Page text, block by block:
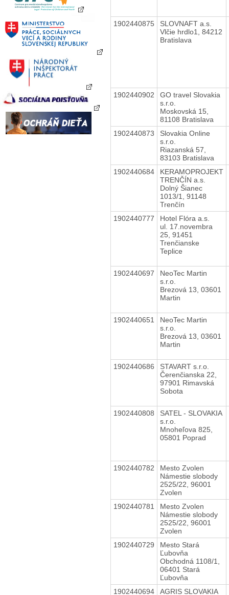
1902440875
SLOVNAFT a.s.
Vlčie hrdlo1, 84212
Bratislava
1902440902
GO travel Slovakia
s.r.o.
Moskovská 15,
81108 Bratislava
1902440873
Slovakia Online
s.r.o.
Riazanská 57,
83103 Bratislava
1902440684
KERAMOPROJEKT
TRENČÍN a.s.
Dolný Šianec
1013/1, 91148
Trenčín
1902440777
Hotel Flóra a.s.
ul. 17.novembra
25, 91451
Trenčianske
Teplice
1902440697
NeoTec Martin
s.r.o.
Brezová 13, 03601
Martin
1902440651
NeoTec Martin
s.r.o.
Brezová 13, 03601
Martin
1902440686
STAVART s.r.o.
Čerenčianska 22,
97901 Rimavská
Sobota
1902440808
SATEL - SLOVAKIA
s.r.o.
Mnoheľova 825,
05801 Poprad
1902440782
Mesto Zvolen
Námestie slobody
2525/22, 96001
Zvolen
1902440781
Mesto Zvolen
Námestie slobody
2525/22, 96001
Zvolen
1902440729
Mesto Stará
Ľubovňa
Obchodná 1108/1,
06401 Stará
Ľubovňa
1902440694 AGRIS SLOVAKIA